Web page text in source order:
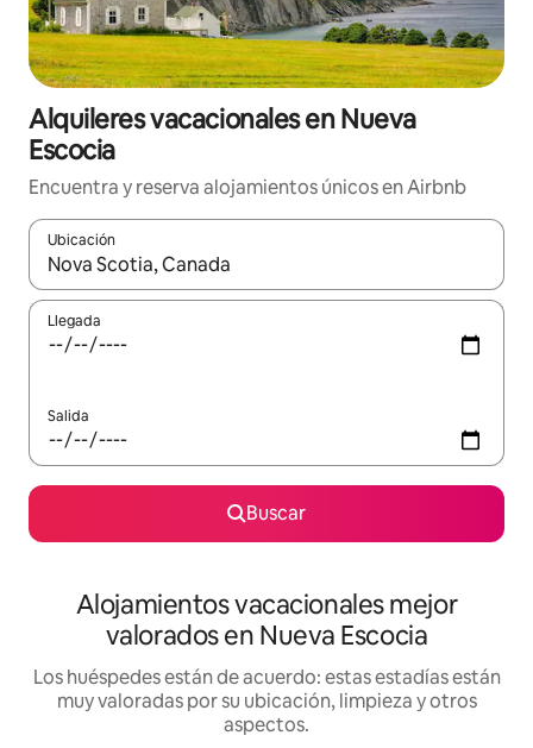
Alquileres vacacionales en Nueva
Escocia
Encuentra y reserva alojamientos únicos en Airbnb
Ubicación
Cuando los resultados estén disponibles, navega con las
Llegada
Salida
Buscar
Alojamientos vacacionales mejor
valorados en Nueva Escocia
Los huéspedes están de acuerdo: estas estadías están
muy valoradas por su ubicación, limpieza y otros
aspectos.